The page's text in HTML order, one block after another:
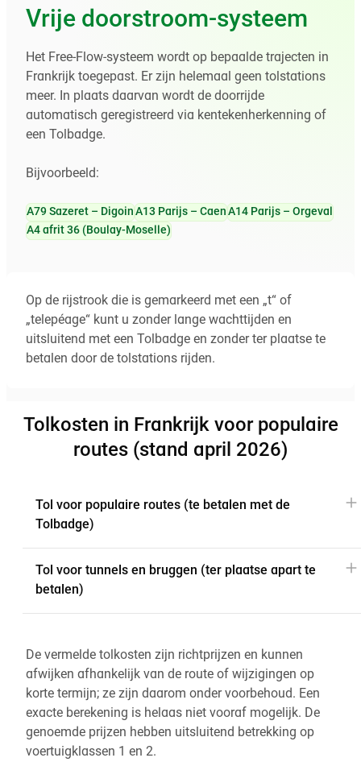
Vrije doorstroom-systeem
Het Free-Flow-systeem wordt op bepaalde trajecten in
Frankrijk toegepast. Er zijn helemaal geen tolstations
meer. In plaats daarvan wordt de doorrijde
automatisch geregistreerd via kentekenherkenning of
een Tolbadge.
Bijvoorbeeld:
A79 Sazeret – Digoin A13 Parijs – Caen A14 Parijs – Orgeval
A4 afrit 36 (Boulay-Moselle)
Op de rijstrook die is gemarkeerd met een „t“ of
„telepéage“ kunt u zonder lange wachttijden en
uitsluitend met een Tolbadge en zonder ter plaatse te
betalen door de tolstations rijden.
Tolkosten in Frankrijk voor populaire
routes (stand april 2026)
Tol voor populaire routes (te betalen met de
Tolbadge)
Tol voor tunnels en bruggen (ter plaatse apart te
betalen)
De vermelde tolkosten zijn richtprijzen en kunnen
afwijken afhankelijk van de route of wijzigingen op
korte termijn; ze zijn daarom onder voorbehoud. Een
exacte berekening is helaas niet vooraf mogelijk. De
genoemde prijzen hebben uitsluitend betrekking op
voertuigklassen 1 en 2.